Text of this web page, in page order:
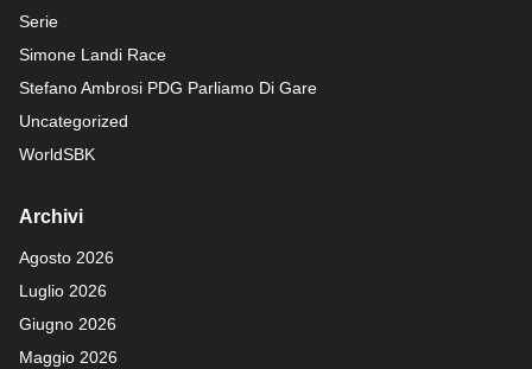
Serie
Simone Landi Race
Stefano Ambrosi PDG Parliamo Di Gare
Uncategorized
WorldSBK
Archivi
Agosto 2026
Luglio 2026
Giugno 2026
Maggio 2026